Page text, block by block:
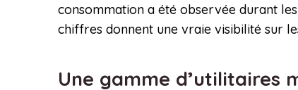
consommation a été observée durant
chiffres donnent une vraie visibilité sur
Une gamme d’utilitaires